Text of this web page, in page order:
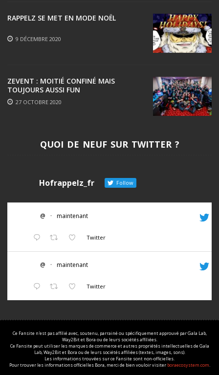
RAPPELZ SE MET EN MODE NOËL
9 DÉCEMBRE 2020
ZEVENT : MOITIÉ CONFINÉ MAIS
TOUJOURS AUSSI FUN
27 OCTOBRE 2020
QUOI DE NEUF SUR TWITTER ?
Hofrappelz_fr Follow
@ · maintenant
Twitter
@ · maintenant
Twitter
Ce Fansite n'est pas affilié avec, soutenu, parrainé ou spécifiquement approuvé par Gala Lab,
Way2Bit et Bora ou de leurs sociétés affiliées.
Ce Fansite peut utiliser les marques de commerce et autres propriétés intellectuelles de Gala
Lab, Way2Bit et Bora ou de leurs sociétés affiliées (textes, images, sons).
Les informations trouvées sur ce Fansite sont non-officielles.
Pour trouver les informations officielles Bora, merci de bien vouloir visiter boraecosystem.com.